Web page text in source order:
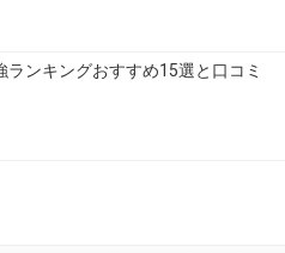
ランキングおすすめ15選と口コミ